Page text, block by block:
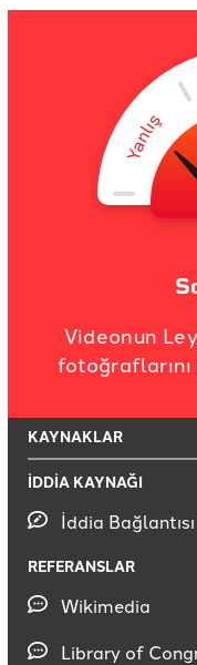
Videonun
KAYNAKLAR
İDDİA KAYNAĞI
İddia Bağlantısı
REFERANSLAR
Wikimedia
Library of